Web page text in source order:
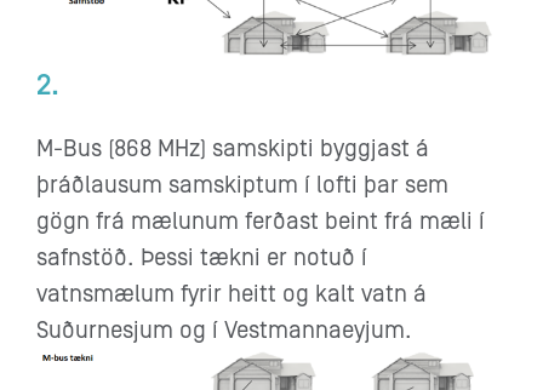
2.
M-Bus (868 MHz) samskipti byggjast á
þráðlausum samskiptum í lofti þar sem
gögn frá mælunum ferðast beint frá mæli í
safnstöð. Þessi tækni er notuð í
vatnsmælum fyrir heitt og kalt vatn á
Suðurnesjum og í Vestmannaeyjum.